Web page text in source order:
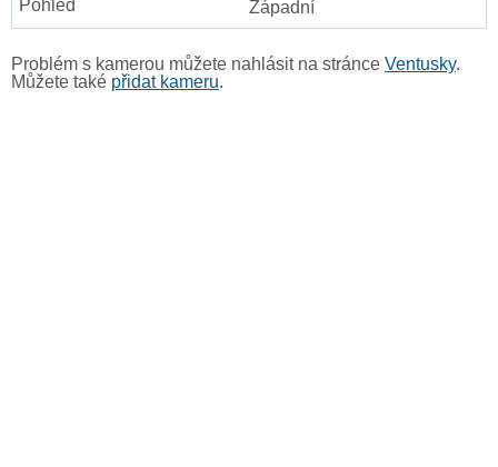
Západní
Problém s kamerou můžete nahlásit na stránce Ventusky.
Můžete také přidat kameru.